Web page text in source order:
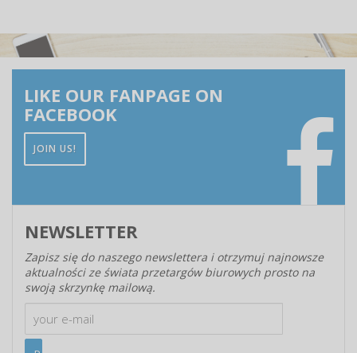
LIKE OUR FANPAGE ON
FACEBOOK
JOIN US!
NEWSLETTER
Zapisz się do naszego newslettera i otrzymuj najnowsze
aktualności ze świata przetargów biurowych prosto na
swoją skrzynkę mailową.